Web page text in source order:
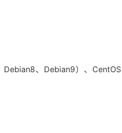
、Debian9）、CentOS